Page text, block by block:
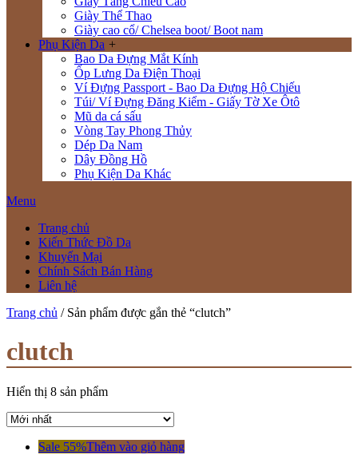
Giày Thể Thao
Giày cao cổ/ Chelsea boot/ Boot nam
Phụ Kiện Da +
Bao Da Đựng Mắt Kính
Ốp Lưng Da Điện Thoại
Ví Đựng Passport - Bao Da Đựng Hộ Chiếu
Túi/ Ví Đựng Đăng Kiểm - Giấy Tờ Xe Ôtô
Mũ da cá sấu
Vòng Tay Phong Thủy
Dép Da Nam
Dây Đồng Hồ
Phụ Kiện Da Khác
Menu
Trang chủ
Kiến Thức Đồ Da
Khuyến Mại
Chính Sách Bán Hàng
Liên hệ
Trang chủ / Sản phẩm được gắn thẻ “clutch”
clutch
Hiển thị 8 sản phẩm
Sale 55%Thêm vào giỏ hàng